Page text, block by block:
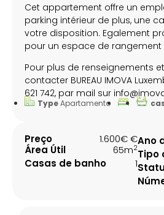
Cet appartement offre un
parking intérieur de plus, une
votre disposition. Egalement
pour un espace de
Pour plus de renseignements
contacter BUREAU IMOVA
621 742, par mail sur
TypeApartamento
Preço
1.600€ €
Área Útil
65m2
Casas de banho 1
Ano
Tipo